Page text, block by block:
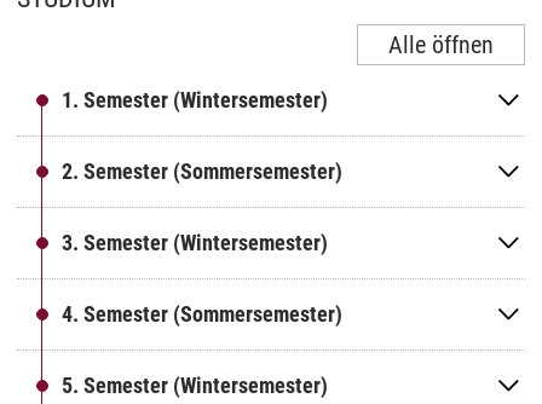
Alle öffnen
1. Semester (Wintersemester)
2. Semester (Sommersemester)
3. Semester (Wintersemester)
4. Semester (Sommersemester)
5. Semester (Wintersemester)